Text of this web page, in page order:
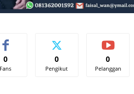
0
Fans
0
Pengikut
0
Pelanggan